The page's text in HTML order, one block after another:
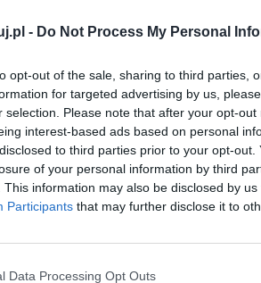
- Do Not Process My Personal
opt-out of the sale, sharing to third parties,
for targeted advertising by us,
selection. Please note that after your opt-
interest-based ads based on personal
to third parties prior to your opt-
of your personal information by third
This information may also be disclosed by
Participants that may further disclose it to
Data Processing Opt Outs